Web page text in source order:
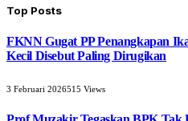
Top Posts
FKNN Gugat PP Penangkapan
Kecil Disebut Paling Dirugikan
3 Februari 2026515 Views